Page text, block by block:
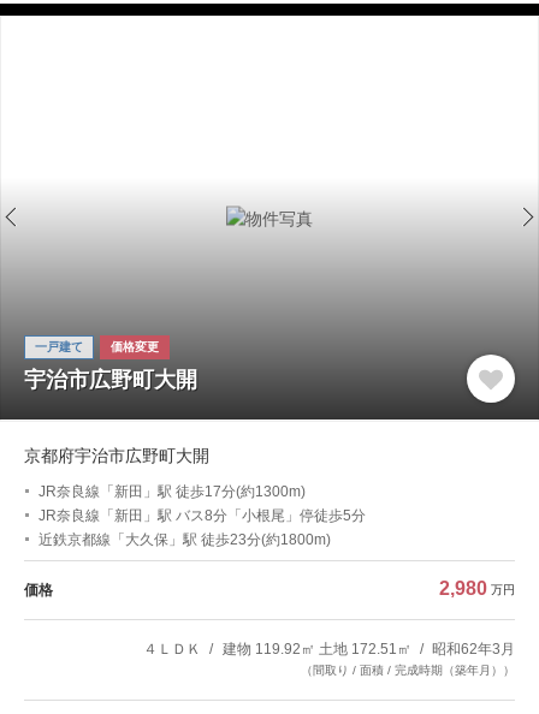
一戸建て 価格変更
宇治市広野町大開
京都府宇治市広野町大開
JR奈良線「新田」駅 徒歩17分(約1300m)
JR奈良線「新田」駅 バス8分「小根尾」停徒歩5分
近鉄京都線「大久保」駅 徒歩23分(約1800m)
価格 2,980 万円
４ＬＤＫ 建物 119.92㎡ 土地 172.51㎡ 昭和62年3月
（間取り / 面積 / 完成時期（築年月））